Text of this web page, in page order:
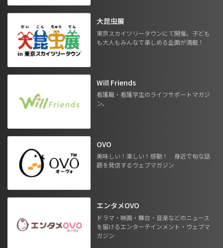
大昆虫展
東京スカイツリータウンにて開催。子ども
も大人もみんなで楽しめる企画が満載！
Will Friends
看護職・看護学生のライフサポートマガジ
ン。
OVO
美味しい！楽しい！感動！ 身近で旬な話
題を発信するウェブマガジン
エンタメOVO
ドラマ・映画・舞台・音楽などのニュース
を届けるエンターテインメント・ウェブマ
ガジン